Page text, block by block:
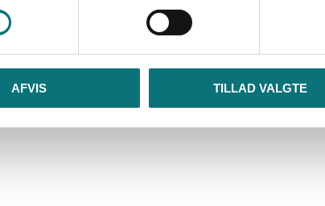
AFVIS TILLAD VALGTE